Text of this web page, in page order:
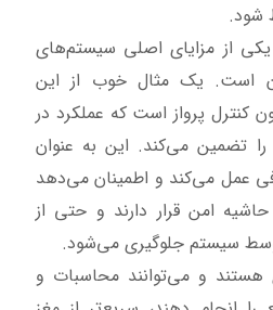
از مزایای اصلی سیستم‌های
است. یک مثال خوب از این
کنترل پرواز است که عملکرد در
تضمین می‌کند. این به عنوان
عمل می‌کند و اطمینان می‌دهد
حاشیه امن قرار دارند و حتی از
سیستم جلوگیری می‌شود.
هستند و می‌توانند محاسبات و